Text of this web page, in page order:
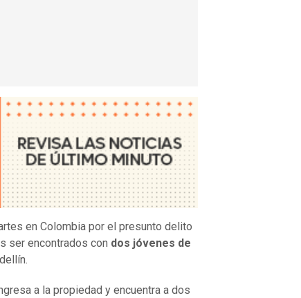
en Colombia por el presunto delito
ser encontrados con dos jóvenes de
a la propiedad y encuentra a dos